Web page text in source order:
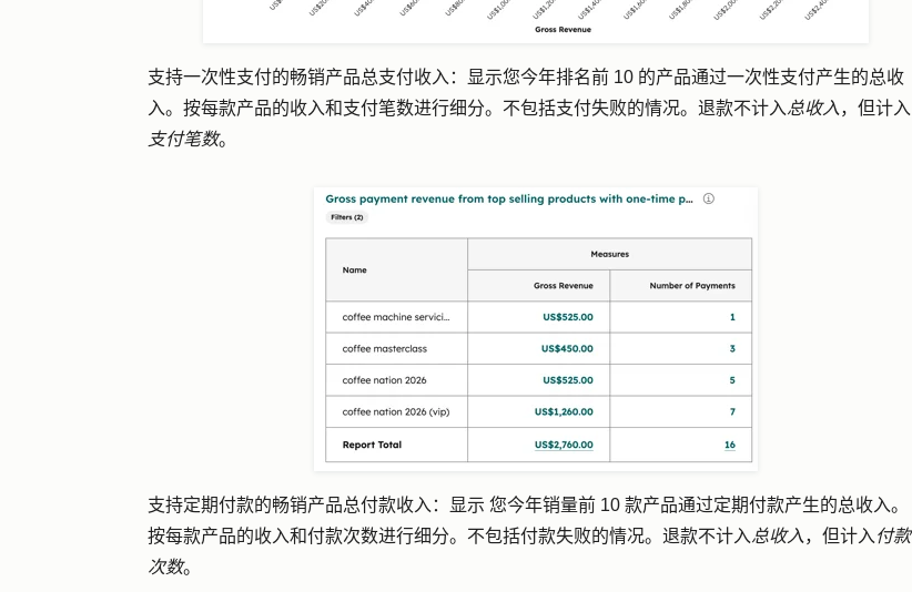
支持一次性支付的畅销产品总支付收入：
显示您今年排名前 10 的产品通过一次性支付产生的总收
入。 按每款产品的收入和支付笔数进行细分。不包括支付失败的情况。退款不计入总收入，但计入
支付笔数。
支持定期付款的畅销产品总付款收入：显示 您今年销量前 10 款产品通过定期付款产生的总收入。
按每款产品的收入和付款次数进行细分。不包括付款失败的情况。退款不计入总收入，但计入 付款
次数。